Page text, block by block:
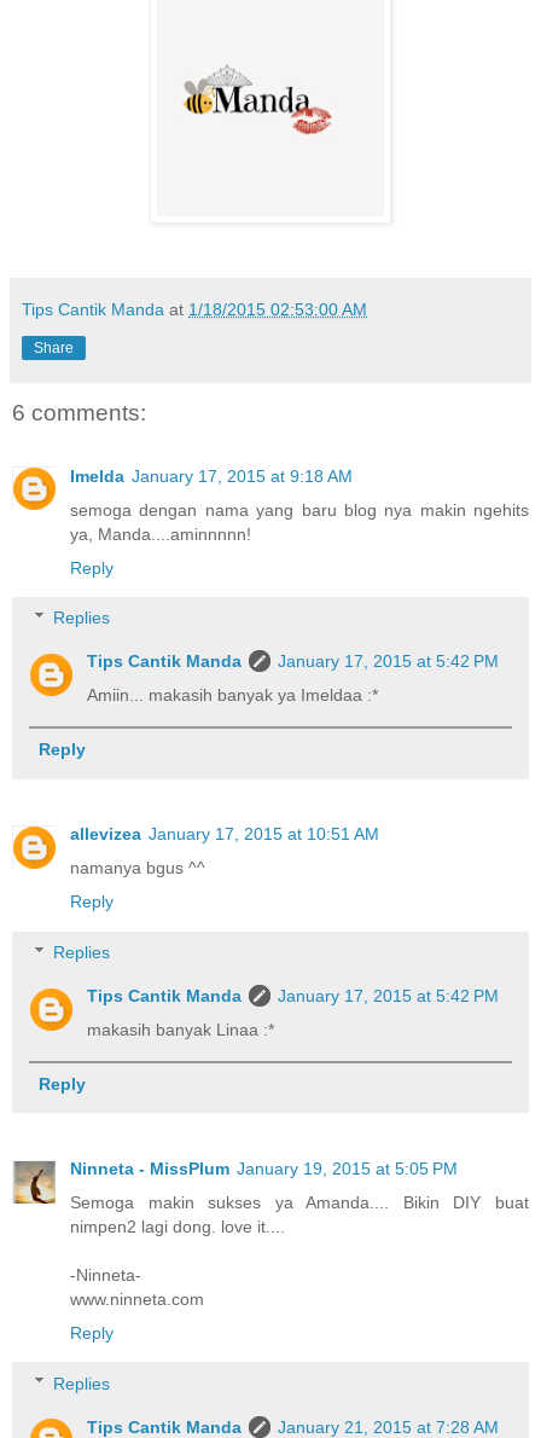
Tips Cantik Manda at 1/18/2015 02:53:00 AM
Share
6 comments:
Imelda January 17, 2015 at 9:18 AM
semoga dengan nama yang baru blog nya makin ngehits
ya, Manda....aminnnnn!
Reply
Replies
Tips Cantik Manda
January 17, 2015 at 5:42 PM
Amiin... makasih banyak ya Imeldaa :*
Reply
allevizea January 17, 2015 at 10:51 AM
namanya bgus ^^
Reply
Replies
Tips Cantik Manda
January 17, 2015 at 5:42 PM
makasih banyak Linaa :*
Reply
Ninneta - MissPlum January 19, 2015 at 5:05 PM
Semoga makin sukses ya Amanda.... Bikin DIY buat
nimpen2 lagi dong. love it....
-Ninneta-
www.ninneta.com
Reply
Replies
Tips Cantik Manda
January 21, 2015 at 7:28 AM